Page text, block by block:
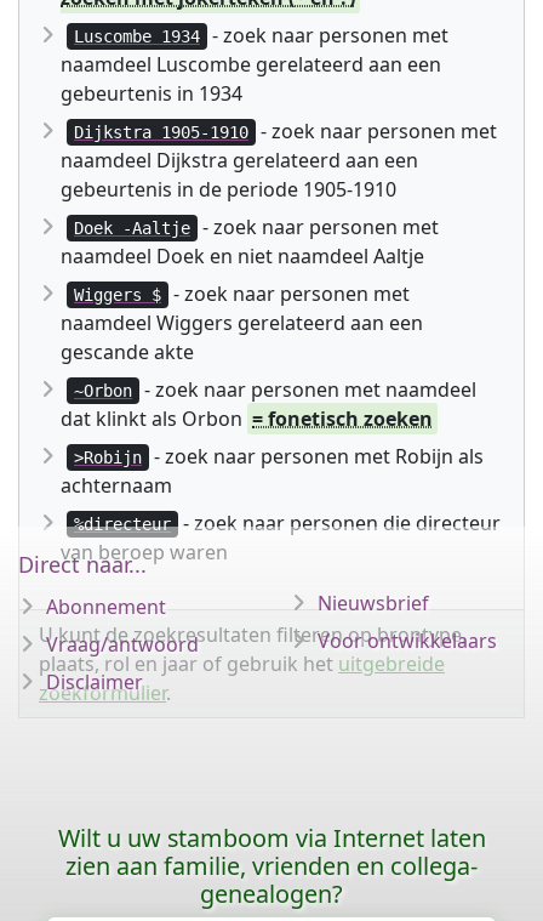
Luscombe 1934
- zoek naar personen met
naamdeel Luscombe gerelateerd aan een
gebeurtenis in 1934
Dijkstra 1905-1910
- zoek naar personen met
naamdeel Dijkstra gerelateerd aan een
gebeurtenis in de periode 1905-1910
Doek -Aaltje
- zoek naar personen met
naamdeel Doek en niet naamdeel Aaltje
Wiggers $
- zoek naar personen met
naamdeel Wiggers gerelateerd aan een
gescande akte
~Orbon
- zoek naar personen met naamdeel
dat klinkt als Orbon = fonetisch zoeken
>Robijn
- zoek naar personen met Robijn als
achternaam
%directeur
- zoek naar personen die directeur
van beroep waren
U kunt de zoekresultaten filteren op brontype,
plaats, rol en jaar of gebruik het uitgebreide
zoekformulier.
Direct naar...
Abonnement
Vraag/antwoord
Disclaimer
Nieuwsbrief
Voor ontwikkelaars
Wilt u uw stamboom via Internet laten
zien aan familie, vrienden en collega-
genealogen?